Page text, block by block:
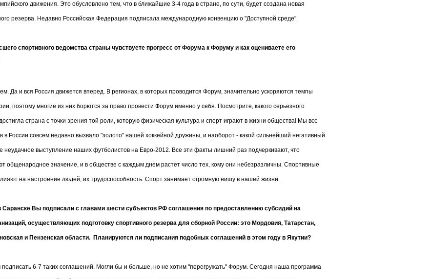
движения. Это обусловлено тем, что в ближайшие 3-4 года в стране, по сути, будет создана новая
резерва. Недавно Российская Федерация подписала международную конвенцию о "Доступной среде".
спортивного ведомства страны чувствуете прогресс от Форума к Форуму и как оцениваете его
Да и вся Россия движется вперед. В регионах, в которых проводится Форум, значительно ускоряются темпы
поэтому многие из них борются за право провести Форум именно у себя. Посмотрите, какого серьезного
страна с точки зрения той роли, которую физическая культура и спорт играют в жизни общества! Мы все
в России совсем недавно вызвало "золото" нашей хоккейной дружины, и наоборот - какой сильнейший негативный
неудачное выступление наших футболистов на Евро-2012. Все эти факты лишний раз подчеркивают, что
общенародное значение, и в обществе с каждым днем растет число тех, кому они небезразличны. Спортивные
на настроение людей, их трудоспособность. Спорт занимает огромную нишу в нашей жизни.
Вы подписали с главами шести субъектов РФ соглашения по предоставлению субсидий на
осуществляющих подготовку спортивного резерва для сборной России: это Мордовия, Татарстан,
и Пензенская области. Планируются ли подписания подобных соглашений в этом году в Якутии?
6-7 таких соглашений. Могли бы и больше, но не хотим "перегружать" Форум. Сегодня наша программа